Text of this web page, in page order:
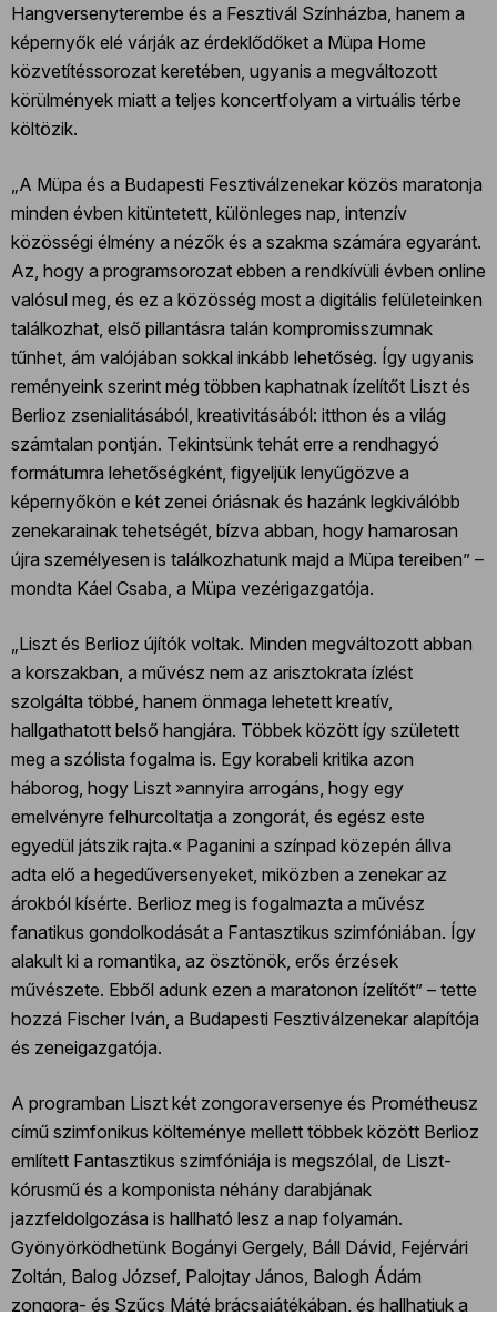
Hangversenyterembe és a Fesztivál Színházba, hanem a
képernyők elé várják az érdeklődőket a Müpa Home
közvetítéssorozat keretében, ugyanis a megváltozott
körülmények miatt a teljes koncertfolyam a virtuális térbe
költözik.
„A Müpa és a Budapesti Fesztiválzenekar közös maratonja
minden évben kitüntetett, különleges nap, intenzív
közösségi élmény a nézők és a szakma számára egyaránt.
Az, hogy a programsorozat ebben a rendkívüli évben online
valósul meg, és ez a közösség most a digitális felületeinken
találkozhat, első pillantásra talán kompromisszumnak
tűnhet, ám valójában sokkal inkább lehetőség. Így ugyanis
reményeink szerint még többen kaphatnak ízelítőt Liszt és
Berlioz zsenialitásából, kreativitásából: itthon és a világ
számtalan pontján. Tekintsünk tehát erre a rendhagyó
formátumra lehetőségként, figyeljük lenyűgözve a
képernyőkön e két zenei óriásnak és hazánk legkiválóbb
zenekarainak tehetségét, bízva abban, hogy hamarosan
újra személyesen is találkozhatunk majd a Müpa tereiben” –
mondta Káel Csaba, a Müpa vezérigazgatója.
„Liszt és Berlioz újítók voltak. Minden megváltozott abban
a korszakban, a művész nem az arisztokrata ízlést
szolgálta többé, hanem önmaga lehetett kreatív,
hallgathatott belső hangjára. Többek között így született
meg a szólista fogalma is. Egy korabeli kritika azon
háborog, hogy Liszt »annyira arrogáns, hogy egy
emelvényre felhurcoltatja a zongorát, és egész este
egyedül játszik rajta.« Paganini a színpad közepén állva
adta elő a hegedűversenyeket, miközben a zenekar az
árokból kísérte. Berlioz meg is fogalmazta a művész
fanatikus gondolkodását a Fantasztikus szimfóniában. Így
alakult ki a romantika, az ösztönök, erős érzések
művészete. Ebből adunk ezen a maratonon ízelítőt” – tette
hozzá Fischer Iván, a Budapesti Fesztiválzenekar alapítója
és zeneigazgatója.
A programban Liszt két zongoraversenye és Prométheusz
című szimfonikus költeménye mellett többek között Berlioz
említett Fantasztikus szimfóniája is megszólal, de Liszt-
kórusmű és a komponista néhány darabjának
jazzfeldolgozása is hallható lesz a nap folyamán.
Gyönyörködhetünk Bogányi Gergely, Báll Dávid, Fejérvári
Zoltán, Balog József, Palojtay János, Balogh Ádám
zongora- és Szűcs Máté brácsajátékában, és hallhatjuk a